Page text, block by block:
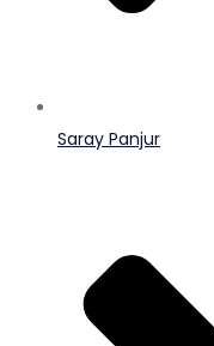
Saray Panjur